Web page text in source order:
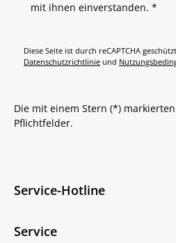
mit ihnen einverstanden. *
Diese Seite ist durch reCAPTCHA
Datenschutzrichtlinie und
Die mit einem Stern (*)
Pflichtfelder.
Service-Hotline
Service